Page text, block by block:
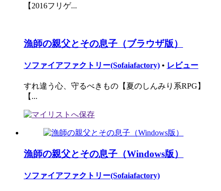
【2016フリゲ...
漁師の親父とその息子（ブラウザ版）
ソファイアファクトリー(Sofaiafactory) • レビュー
すれ違う心、守るべきもの【夏のしんみり系RPG】
【...
漁師の親父とその息子（Windows版）
ソファイアファクトリー(Sofaiafactory)